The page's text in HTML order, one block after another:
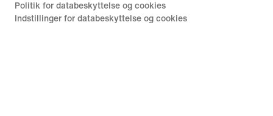
Politik for databeskyttelse og cookies
Indstillinger for databeskyttelse og cookies